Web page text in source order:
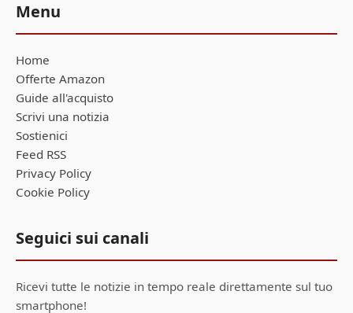
Menu
Home
Offerte Amazon
Guide all'acquisto
Scrivi una notizia
Sostienici
Feed RSS
Privacy Policy
Cookie Policy
Seguici sui canali
Ricevi tutte le notizie in tempo reale direttamente sul tuo
smartphone!